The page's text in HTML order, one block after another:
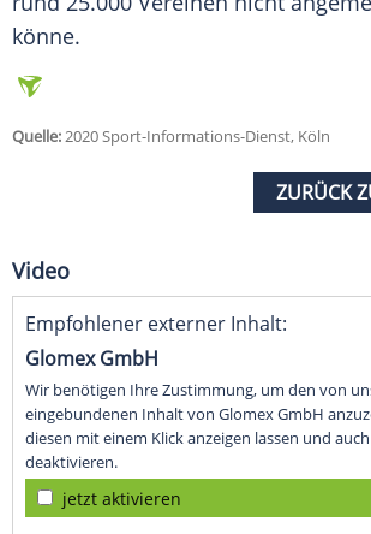
könne.
Quelle:2020 Sport-Informations-Dienst, Köln
ZURÜCK
Video
Empfohlener externer Inhalt:
Glomex GmbH
Wir benötigen Ihre Zustimmung, um den von
eingebundenen Inhalt von Glomex GmbH
diesen mit einem Klick anzeigen lassen und
deaktivieren.
jetzt aktivieren